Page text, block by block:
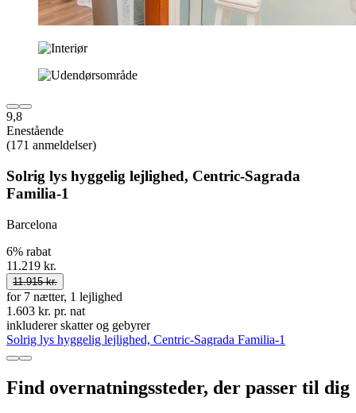
9,8
Enestående
(171 anmeldelser)
Solrig lys hyggelig lejlighed, Centric-Sagrada
Familia-1
Barcelona
6% rabat
11.219 kr.
11.915 kr.
for 7 nætter, 1 lejlighed
1.603 kr. pr. nat
inkluderer skatter og gebyrer
Solrig lys hyggelig lejlighed, Centric-Sagrada Familia-1
Find overnatningssteder, der passer til dig